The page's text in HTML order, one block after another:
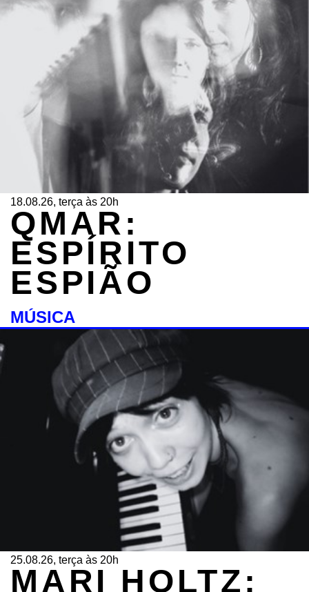
18.08.26, terça às 20h
QMAR:
ESPÍRITO
ESPIÃO
MÚSICA
25.08.26, terça às 20h
MARI HOLTZ: